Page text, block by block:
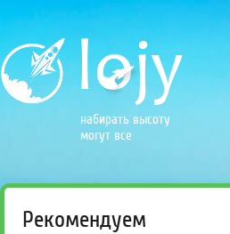
набирать высоту
могут все
Рекомендуем